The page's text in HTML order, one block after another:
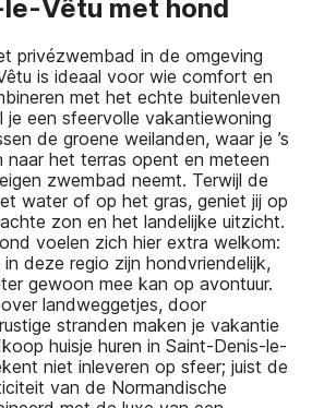
Vêtu met hond
privézwembad in de omgeving
is ideaal voor wie comfort en
met het echte buitenleven
je een sfeervolle vakantiewoning
de groene weilanden, waar je ’s
het terras opent en meteen
zwembad neemt. Terwijl de
water of op het gras, geniet jij op
zon en het landelijke uitzicht.
voelen zich hier extra welkom:
deze regio zijn hondvriendelijk,
gewoon mee kan op avontuur.
landweggetjes, door
stranden maken je vakantie
huisje huren in Saint-Denis-le-
niet inleveren op sfeer; juist de
van de Normandische